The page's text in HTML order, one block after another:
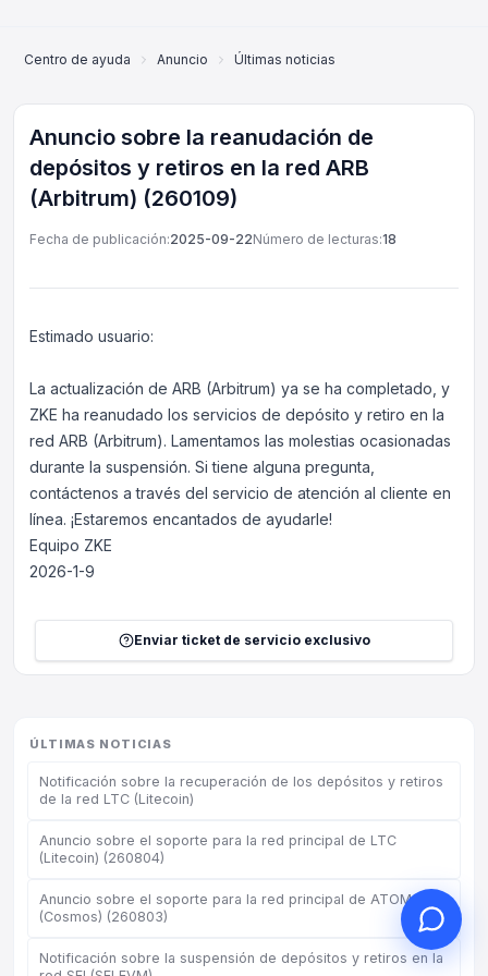
Centro de ayuda Anuncio Últimas noticias
Anuncio sobre la reanudación de
depósitos y retiros en la red ARB
(Arbitrum) (260109)
Fecha de publicación:2025-09-22Número de lecturas:18
Estimado usuario:
La actualización de ARB (Arbitrum) ya se ha completado, y
ZKE ha reanudado los servicios de depósito y retiro en la
red ARB (Arbitrum). Lamentamos las molestias ocasionadas
durante la suspensión. Si tiene alguna pregunta,
contáctenos a través del servicio de atención al cliente en
línea. ¡Estaremos encantados de ayudarle!
Equipo ZKE
2026-1-9
Enviar ticket de servicio exclusivo
ÚLTIMAS NOTICIAS
Notificación sobre la recuperación de los depósitos y retiros
de la red LTC (Litecoin)
Anuncio sobre el soporte para la red principal de LTC
(Litecoin) (260804)
Anuncio sobre el soporte para la red principal de ATOM
(Cosmos) (260803)
Notificación sobre la suspensión de depósitos y retiros en la
Servicio al cliente en línea
Support Center
ayudarle?
Servicio al cliente en línea a su